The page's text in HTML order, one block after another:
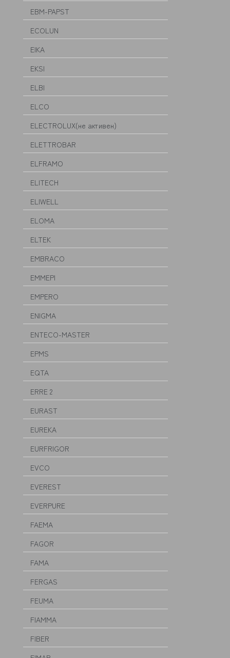
EBM-PAPST
ECOLUN
EIKA
EKSI
ELBI
ELCO
ELECTROLUX(не активен)
ELETTROBAR
ELFRAMO
ELITECH
ELIWELL
ELOMA
ELTEK
EMBRACO
EMMEPI
EMPERO
ENIGMA
ENTECO-MASTER
EPMS
EQTA
ERRE 2
EURAST
EUREKA
EURFRIGOR
EVCO
EVEREST
EVERPURE
FAEMA
FAGOR
FAMA
FERGAS
FEUMA
FIAMMA
FIBER